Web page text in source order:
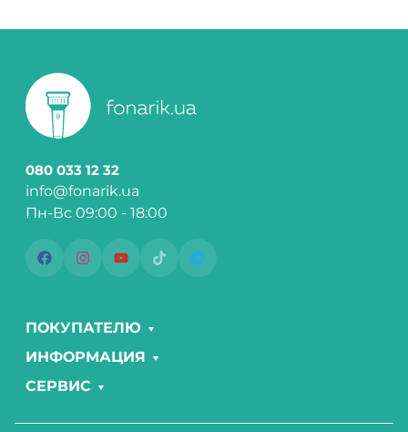
080 033 12 32
info@fonarik.ua
Пн-Вс 09:00 - 18:00
ПОКУПАТЕЛЮ
ИНФОРМАЦИЯ
СЕРВИС